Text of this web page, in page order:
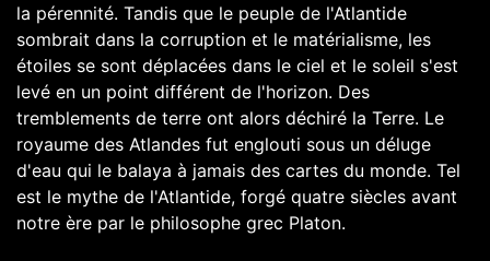
la pérennité. Tandis que le peuple de l'Atlantide
sombrait dans la corruption et le matérialisme, les
étoiles se sont déplacées dans le ciel et le soleil s'est
levé en un point différent de l'horizon. Des
tremblements de terre ont alors déchiré la Terre. Le
royaume des Atlandes fut englouti sous un déluge
d'eau qui le balaya à jamais des cartes du monde. Tel
est le mythe de l'Atlantide, forgé quatre siècles avant
notre ère par le philosophe grec Platon.